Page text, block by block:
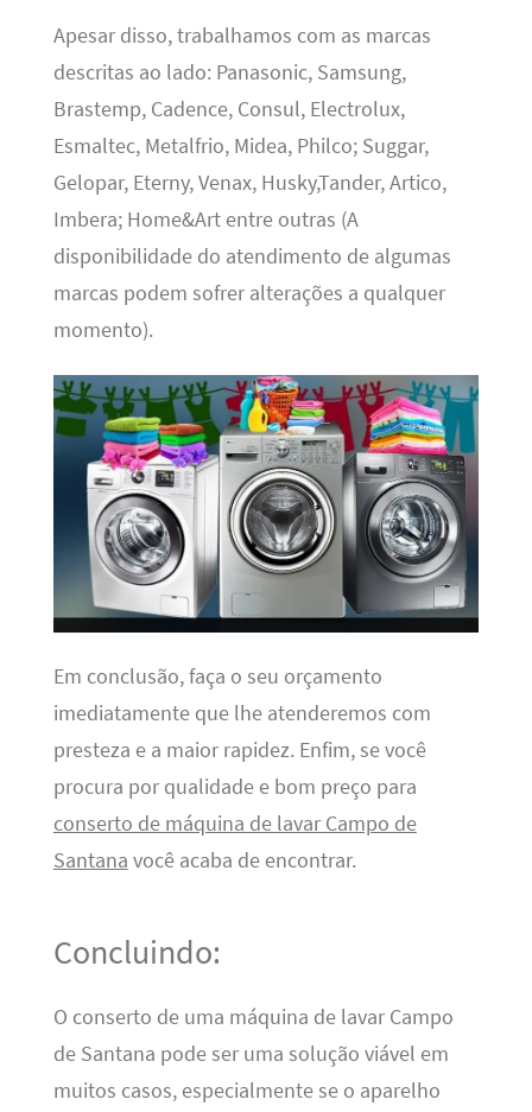
Apesar disso, trabalhamos com as marcas
descritas ao lado: Panasonic, Samsung,
Brastemp, Cadence, Consul, Electrolux,
Esmaltec, Metalfrio, Midea, Philco; Suggar,
Gelopar, Eterny, Venax, Husky,Tander, Artico,
Imbera; Home&Art entre outras (A
disponibilidade do atendimento de algumas
marcas podem sofrer alterações a qualquer
momento).
Em conclusão, faça o seu orçamento
imediatamente que lhe atenderemos com
presteza e a maior rapidez. Enfim, se você
procura por qualidade e bom preço para
conserto de máquina de lavar Campo de
Santana você acaba de encontrar.
Concluindo:
O conserto de uma máquina de lavar Campo
de Santana pode ser uma solução viável em
muitos casos, especialmente se o aparelho